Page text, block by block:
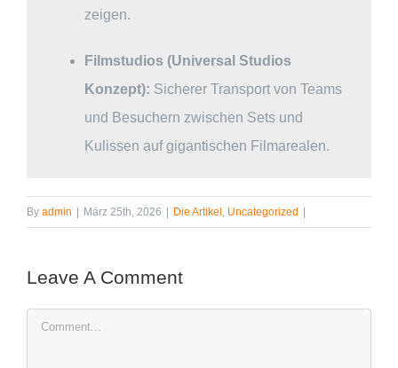
zeigen.
Filmstudios (Universal Studios
Konzept): Sicherer Transport von Teams
und Besuchern zwischen Sets und
Kulissen auf gigantischen Filmarealen.
By admin März 25th, 2026 Die Artikel , Uncategorized
Leave A Comment
Comment